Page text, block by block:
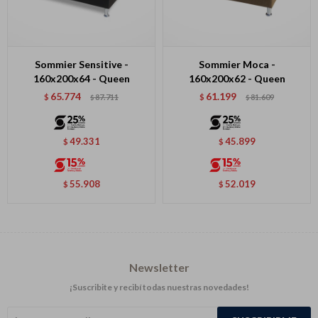
Sommier Sensitive -
160x200x64 - Queen
$ 65.774 $87.711
$ 49.331
$ 55.908
Sommier Moca -
160x200x62 - Queen
$ 61.199 $81.609
$ 45.899
$ 52.019
Newsletter
¡Suscribite y recibí todas nuestras novedades!